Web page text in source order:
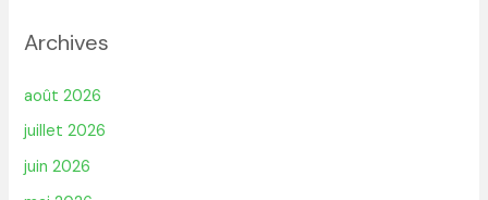
Archives
août 2026
juillet 2026
juin 2026